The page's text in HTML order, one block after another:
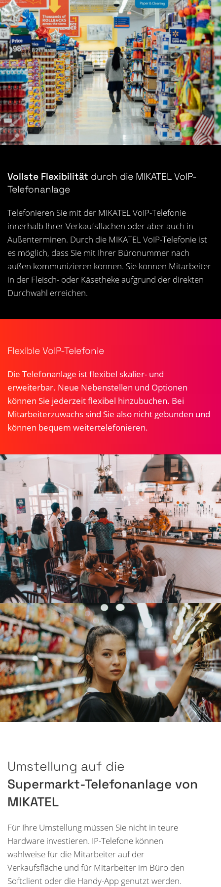
Vollste Flexibilität durch die MIKATEL VoIP-
Telefonanlage
Telefonieren Sie mit der MIKATEL VoIP-Telefonie
innerhalb Ihrer Verkaufsflächen oder aber auch in
Außenterminen. Durch die MIKATEL VoIP-Telefonie ist
es möglich, dass Sie mit Ihrer Büronummer nach
außen kommunizieren können. Sie können Mitarbeiter
in der Fleisch- oder Käsetheke aufgrund der direkten
Durchwahl erreichen.
Flexible VoIP-Telefonie
Die Telefonanlage ist flexibel skalier- und
erweiterbar. Neue Nebenstellen und Optionen
können Sie jederzeit flexibel hinzubuchen. Bei
Mitarbeiterzuwachs sind Sie also nicht gebunden und
können bequem weitertelefonieren.
Umstellung auf die
Supermarkt-Telefonanlage von
MIKATEL
Für Ihre Umstellung müssen Sie nicht in teure
Hardware investieren. IP-Telefone können
wahlweise für die Mitarbeiter auf der
Verkaufsfläche und für Mitarbeiter im Büro den
Softclient oder die Handy-App genutzt werden.